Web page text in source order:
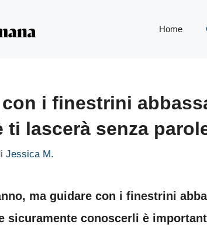
Home
i finestrini
ti lascerà senza
Jessica M.
ma guidare con i finestrini
sicuramente conoscerli è